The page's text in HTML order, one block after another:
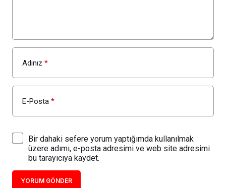
Adınız *
E-Posta *
Bir dahaki sefere yorum yaptığımda kullanılmak
üzere adımı, e-posta adresimi ve web site adresimi
bu tarayıcıya kaydet.
YORUM GÖNDER